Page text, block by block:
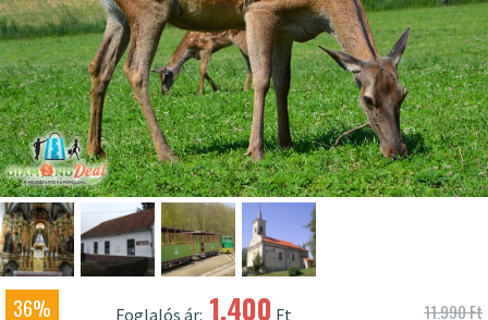
36% Foglalós ár: 1.400 Ft 11.990 Ft